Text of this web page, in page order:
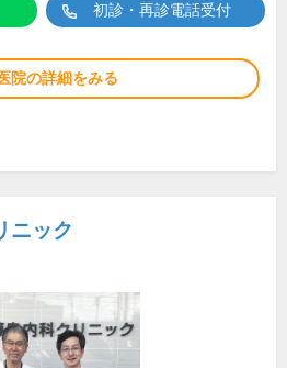
初診・再診電話受付
院の詳細をみる
ニック